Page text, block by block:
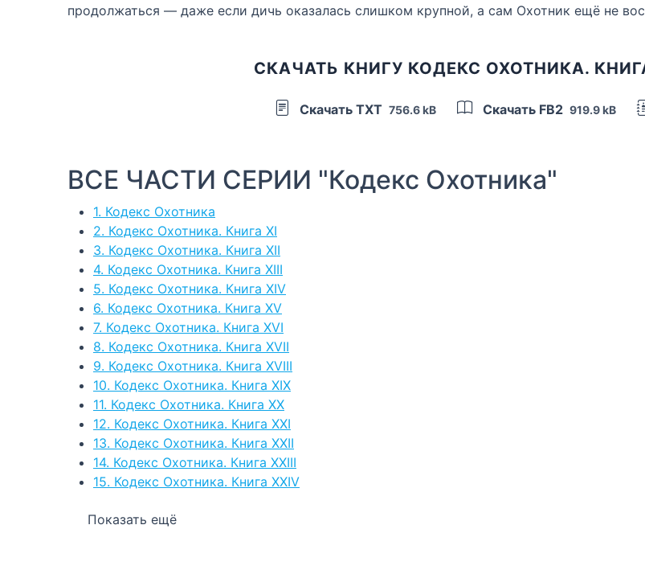
продолжаться — даже если дичь оказалась слишком крупной, а сам Охотник ещё не
СКАЧАТЬ КНИГУ КОДЕКС ОХОТНИКА.
Скачать TXT 756.6 kB Скачать FB2 919.9 kB
ВСЕ ЧАСТИ СЕРИИ "Кодекс Охотника"
1. Кодекс Охотника
2. Кодекс Охотника. Книга XI
3. Кодекс Охотника. Книга XII
4. Кодекс Охотника. Книга XIII
5. Кодекс Охотника. Книга XIV
6. Кодекс Охотника. Книга XV
7. Кодекс Охотника. Книга XVI
8. Кодекс Охотника. Книга XVII
9. Кодекс Охотника. Книга XVIII
10. Кодекс Охотника. Книга XIX
11. Кодекс Охотника. Книга ХХ
12. Кодекс Охотника. Книга XXI
13. Кодекс Охотника. Книга XXII
14. Кодекс Охотника. Книга XXIII
15. Кодекс Охотника. Книга XXIV
Показать ещё